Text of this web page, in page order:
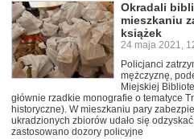
Okradali
mieszkaniu
książek
24 maja 2021,
Policjanci
mężczyznę,
Miejskiej
głównie rzadkie monografie o tematyce
historyczne). W mieszkaniu pary
ukradzionych zbiorów udało się
zastosowano dozory policyjne